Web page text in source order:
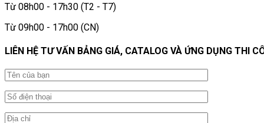
Từ 08h00 - 17h30 (T2 - T7)
Từ 09h00 - 17h00 (CN)
LIÊN HỆ TƯ VẤN BẢNG GIÁ, CATALOG VÀ ỨNG DỤNG THI